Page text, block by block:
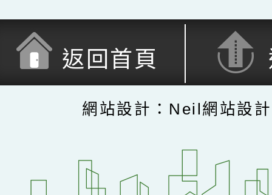
返回首頁
網站設計：Neil網站設